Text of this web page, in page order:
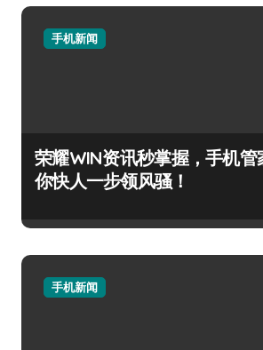
手机新闻
荣耀WIN资讯秒掌握，手机管
你快人一步领风骚！
手机新闻